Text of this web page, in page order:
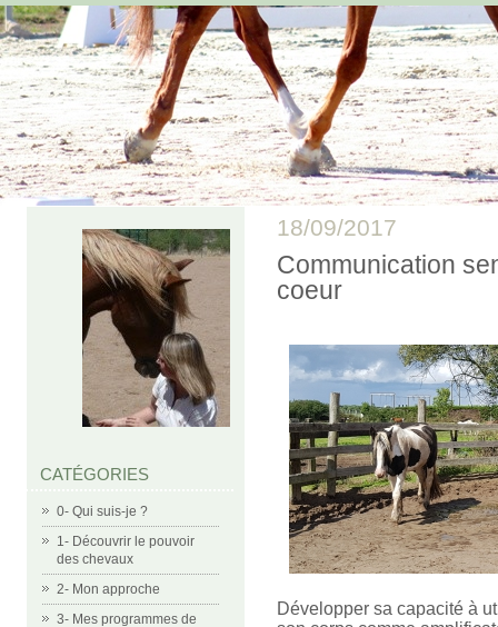
CATÉGORIES
0- Qui suis-je ?
1- Découvrir le pouvoir
des chevaux
2- Mon approche
3- Mes programmes de
18/09/2017
Communication
coeur
Développer sa capacité à